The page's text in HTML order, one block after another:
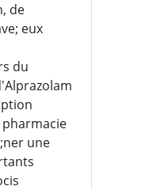
de
eux
du
une